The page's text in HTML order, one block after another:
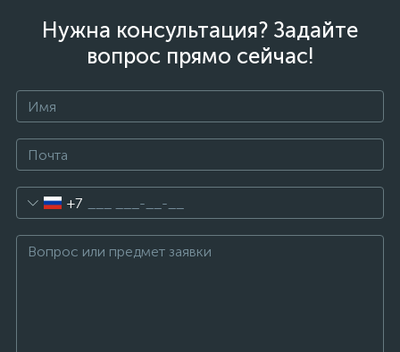
Нужна консультация? Задайте
вопрос прямо сейчас!
+7